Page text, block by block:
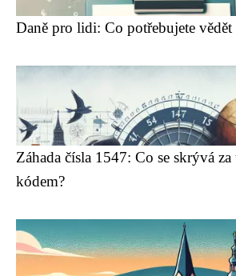
Daně pro lidi: Co potřebujete vědět
Záhada čísla 1547: Co se skrývá
kódem?